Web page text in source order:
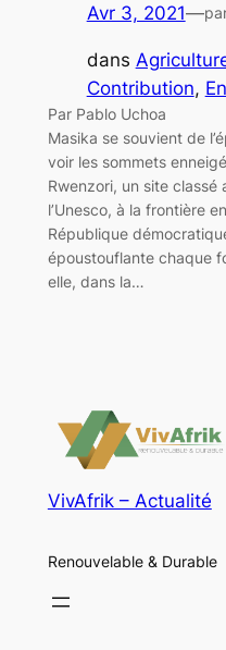
Avr 3, 2021—
dans
Contribution,
Par Pablo
Masika se souvient de
voir les sommets
Rwenzori, un site classé
l’Unesco, à la frontière
République
époustouflante chaque
elle, dans la…
VivAfrik – Actualité
Renouvelable & Durable